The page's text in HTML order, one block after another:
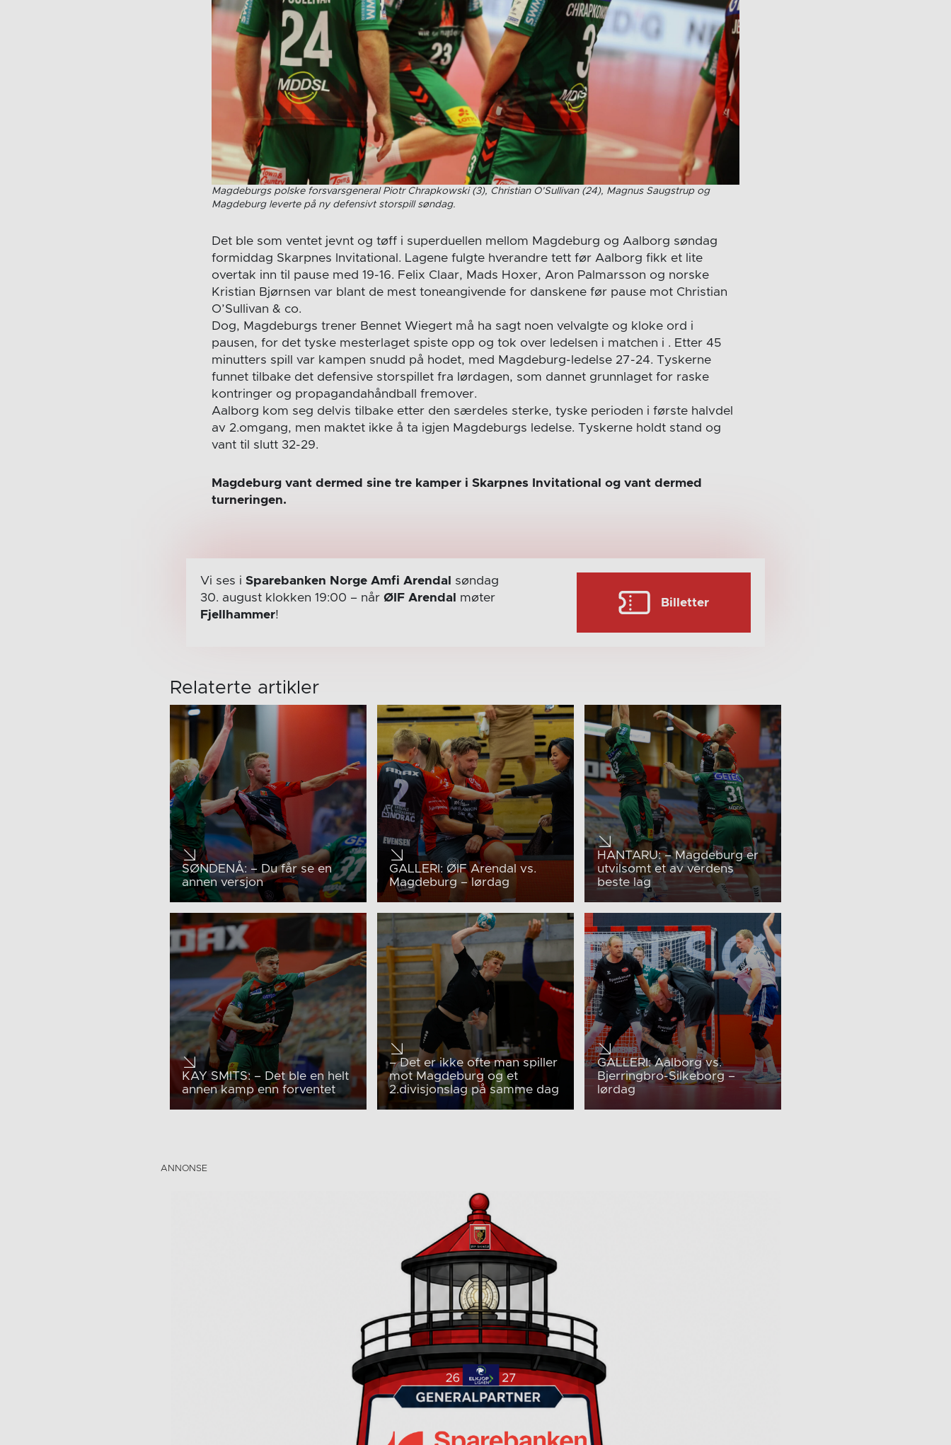
Magdeburgs polske forsvarsgeneral Piotr Chrapkowski (3), Christian O’Sullivan (24), Magnus Saugstrup og
Magdeburg leverte på ny defensivt storspill søndag.
Det ble som ventet jevnt og tøff i superduellen mellom Magdeburg og Aalborg søndag
formiddag Skarpnes Invitational. Lagene fulgte hverandre tett før Aalborg fikk et lite
overtak inn til pause med 19-16. Felix Claar, Mads Hoxer, Aron Palmarsson og norske
Kristian Bjørnsen var blant de mest toneangivende for danskene før pause mot Christian
O’Sullivan & co.
Dog, Magdeburgs trener Bennet Wiegert må ha sagt noen velvalgte og kloke ord i
pausen, for det tyske mesterlaget spiste opp og tok over ledelsen i matchen i . Etter 45
minutters spill var kampen snudd på hodet, med Magdeburg-ledelse 27-24. Tyskerne
funnet tilbake det defensive storspillet fra lørdagen, som dannet grunnlaget for raske
kontringer og propagandahåndball fremover.
Aalborg kom seg delvis tilbake etter den særdeles sterke, tyske perioden i første halvdel
av 2.omgang, men maktet ikke å ta igjen Magdeburgs ledelse. Tyskerne holdt stand og
vant til slutt 32-29.
Magdeburg vant dermed sine tre kamper i Skarpnes Invitational og vant dermed
turneringen.
Vi ses i Sparebanken Norge Amfi Arendal
søndag
30. august klokken 19:00 – når ØIF Arendal
møter
Fjellhammer!
Billetter
Relaterte artikler
SØNDENÅ: – Du får se en
annen versjon
GALLERI: ØIF Arendal vs.
Magdeburg – lørdag
HANTARU: – Magdeburg er
utvilsomt et av verdens
beste lag
KAY SMITS: – Det ble en helt
annen kamp enn forventet
– Det er ikke ofte man spiller
mot Magdeburg og et
2.divisjonslag på samme dag
GALLERI: Aalborg vs.
Bjerringbro-Silkeborg –
lørdag